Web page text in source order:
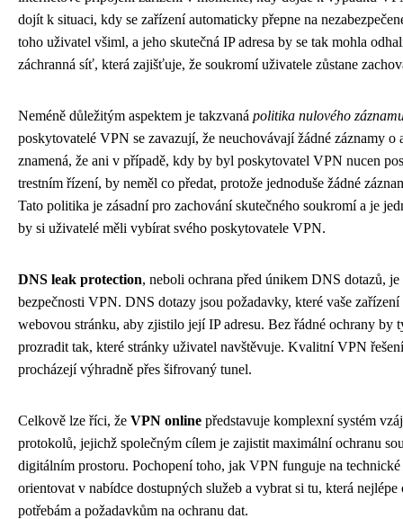
dojít k situaci, kdy se zařízení automaticky přepne na
toho uživatel všiml, a jeho skutečná IP adresa by se tak mohla
záchranná síť, která zajišťuje, že soukromí uživatele zůstane
Neméně důležitým aspektem je takzvaná politika nulového
poskytovatelé VPN se zavazují, že neuchovávají žádné záznamy
znamená, že ani v případě, kdy by byl poskytovatel VPN nucen
trestním řízení, by neměl co předat, protože jednoduše žádné
Tato politika je zásadní pro zachování skutečného soukromí a je
by si uživatelé měli vybírat svého poskytovatele VPN.
DNS leak protection, neboli ochrana před únikem DNS dotazů,
bezpečnosti VPN. DNS dotazy jsou požadavky, které vaše
webovou stránku, aby zjistilo její IP adresu. Bez řádné ochrany
prozradit tak, které stránky uživatel navštěvuje. Kvalitní VPN
procházejí výhradně přes šifrovaný tunel.
Celkově lze říci, že VPN online představuje komplexní systém
protokolů, jejichž společným cílem je zajistit maximální ochranu
digitálním prostoru. Pochopení toho, jak VPN funguje na
orientovat v nabídce dostupných služeb a vybrat si tu, která
potřebám a požadavkům na ochranu dat.